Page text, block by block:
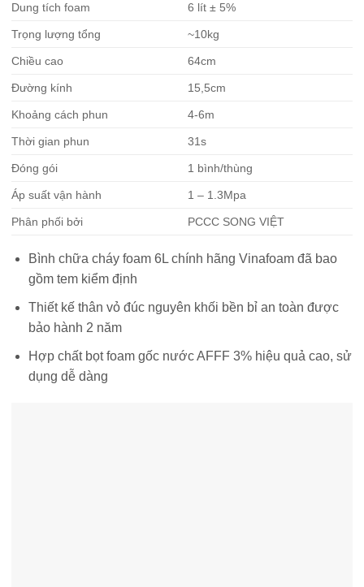
Dung tích foam 6 lít ± 5%
Trọng lượng tổng ~10kg
Chiều cao 64cm
Đường kính 15,5cm
Khoảng cách phun 4-6m
Thời gian phun 31s
Đóng gói 1 bình/thùng
Áp suất vận hành 1 – 1.3Mpa
Phân phối bởi PCCC SONG VIỆT
Bình chữa cháy foam 6L chính hãng Vinafoam đã bao
gồm tem kiểm định
Thiết kế thân vỏ đúc nguyên khối bền bỉ an toàn được
bảo hành 2 năm
Hợp chất bọt foam gốc nước AFFF 3% hiệu quả cao, sử
dụng dễ dàng